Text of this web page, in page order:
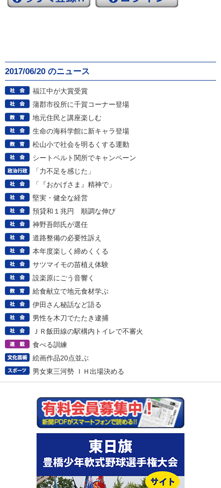
2017/06/20 のニュース
福江中が大賞受賞
蒲郡市役所に千賀コーナー登場
地元住民と講座楽しむ
生命の海科学館に新キャラ登場
松山小で社会を明るくする運動
シートベルト関所でキャンペーン
「力不足を感じた」
「『おかげさま』精神で」
堅実・健全な経営
預貸和１兆円 順調な伸び
神野吾郎氏が選任
道路整備の必要性訴え
本年度楽しく締めくくる
サツマイモの苗植え体験
設楽原にごう音響く
給食献立で地元食材学ぶ
伊田さん秘話など語る
男性を木刀でたたき逮捕
ＪＲ飯田線の駅構内トイレで不審火
食べる訓練
絵画作品20点並ぶ
男女東三河勢 ＩＨ出場決める